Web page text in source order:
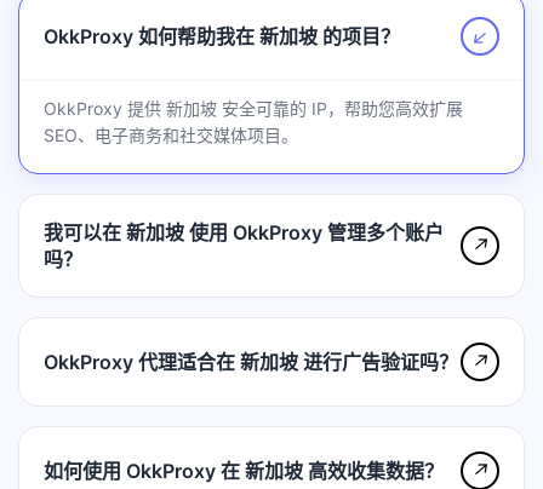
OkkProxy 如何帮助我在 新加坡 的项目？ ↗
OkkProxy 提供 新加坡 安全可靠的 IP，帮助您高效扩展
SEO、电子商务和社交媒体项目。
我可以在 新加坡 使用 OkkProxy 管理多个账户
吗？
↗
OkkProxy 代理适合在 新加坡 进行广告验证吗？ ↗
如何使用 OkkProxy 在 新加坡 高效收集数据？ ↗